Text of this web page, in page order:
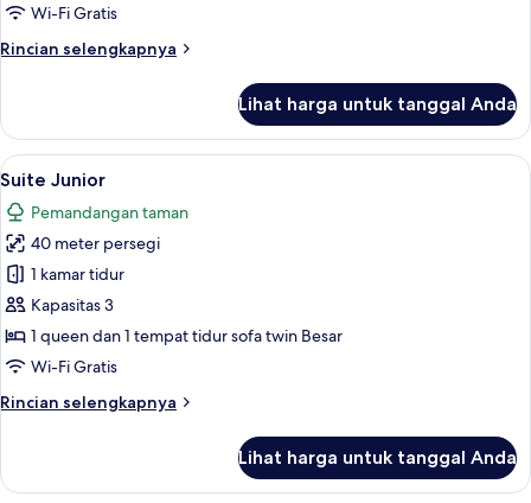
Wi-Fi Gratis
Rincian selengkapnya
Rincian
Kamar
Double
Deluks
Lihat harga untuk tanggal Anda
Lihat
semua
foto
untuk
Suite
Junior
Suite Junior | Seprai premium,
6
Suite Junior
Pemandangan taman
40 meter persegi
1 kamar tidur
Kapasitas 3
1 queen dan 1 tempat tidur sofa twin Besar
Wi-Fi Gratis
Rincian selengkapnya
Rincian
Suite
Lihat harga untuk tanggal Anda